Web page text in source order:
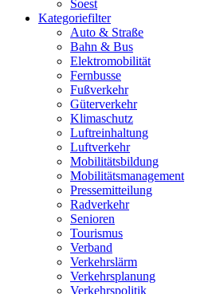
Soest
Kategoriefilter
Auto & Straße
Bahn & Bus
Elektromobilität
Fernbusse
Fußverkehr
Güterverkehr
Klimaschutz
Luftreinhaltung
Luftverkehr
Mobilitätsbildung
Mobilitätsmanagement
Pressemitteilung
Radverkehr
Senioren
Tourismus
Verband
Verkehrslärm
Verkehrsplanung
Verkehrspolitik